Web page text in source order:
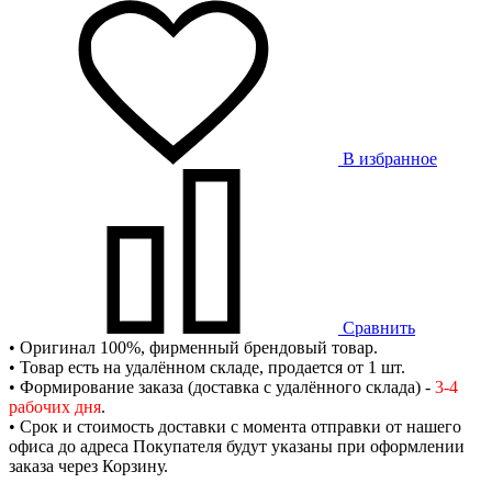
В избранное
Сравнить
• Оригинал 100%, фирменный брендовый товар.
• Товар есть на удалённом складе, продается от 1 шт.
• Формирование заказа (доставка с удалённого склада) - 3-4
рабочих дня.
• Срок и стоимость доставки с момента отправки от нашего
офиса до адреса Покупателя будут указаны при оформлении
заказа через Корзину.